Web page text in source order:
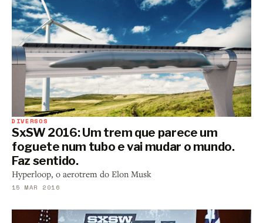
DIVERSOS
SxSW 2016: Um trem que parece um
foguete num tubo e vai mudar o mundo.
Faz sentido.
Hyperloop, o aerotrem do Elon Musk
15 MAR 2016